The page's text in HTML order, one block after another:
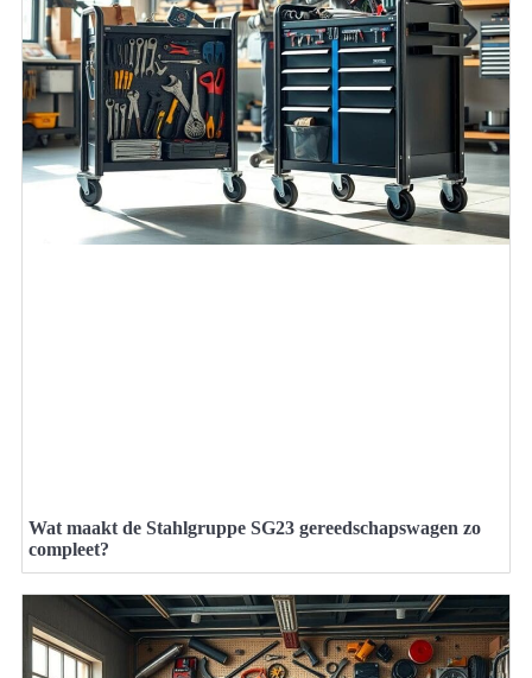
Wat maakt de Stahlgruppe SG23 gereedschapswagen zo
compleet?